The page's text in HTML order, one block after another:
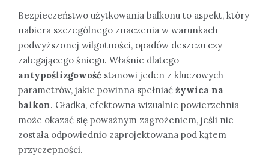
Bezpieczeństwo użytkowania balkonu to aspekt, który
nabiera szczególnego znaczenia w warunkach
podwyższonej wilgotności, opadów deszczu czy
zalegającego śniegu. Właśnie dlatego
antypoślizgowość stanowi jeden z kluczowych
parametrów, jakie powinna spełniać żywica na
balkon. Gładka, efektowna wizualnie powierzchnia
może okazać się poważnym zagrożeniem, jeśli nie
została odpowiednio zaprojektowana pod kątem
przyczepności.